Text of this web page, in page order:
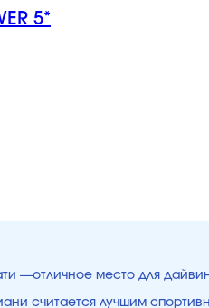
5*
—отличное место для
считается лучшим